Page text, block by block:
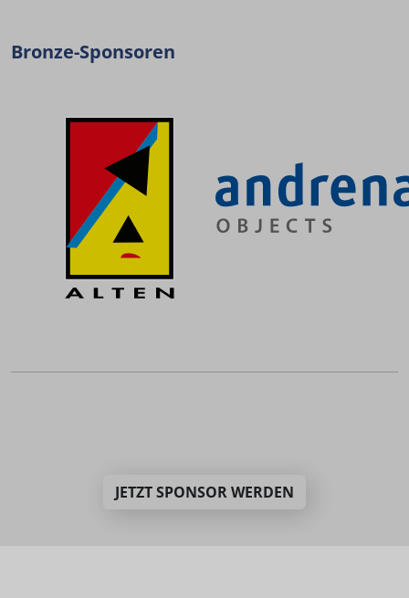
Bronze-Sponsoren
JETZT SPONSOR WERDEN